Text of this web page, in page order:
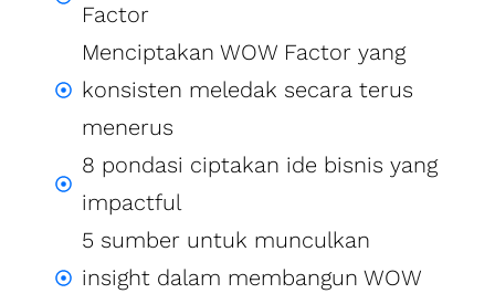
Factor
Menciptakan WOW Factor yang
konsisten meledak secara terus
menerus
8 pondasi ciptakan ide bisnis yang
impactful
5 sumber untuk munculkan
insight dalam membangun WOW